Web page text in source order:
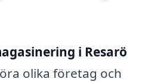
i Resarö
olika företag och